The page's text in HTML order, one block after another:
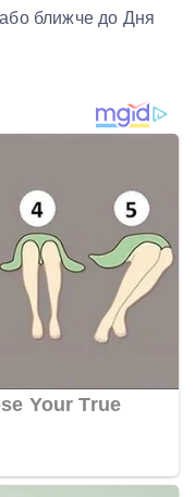
або ближче до Дня